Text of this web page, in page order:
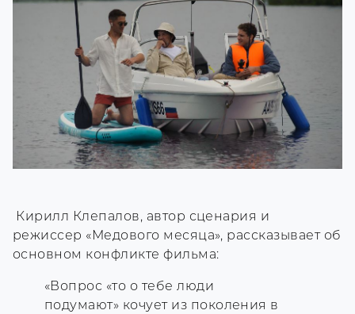
Кирилл Клепалов, автор сценария и
режиссер «Медового месяца», рассказывает об
основном конфликте фильма:
«Вопрос «то о тебе люди
подумают» кочует из поколения в